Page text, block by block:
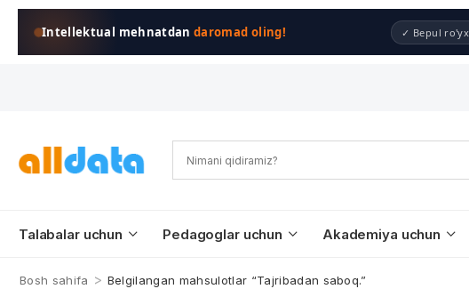
Intellektual mehnatdandaromad oling! ✓ Bepul
Talabalar uchun Pedagoglar uchun Akademiya uchun
Bosh sahifa > Belgilangan mahsulotlar “Tajribadan saboq.”